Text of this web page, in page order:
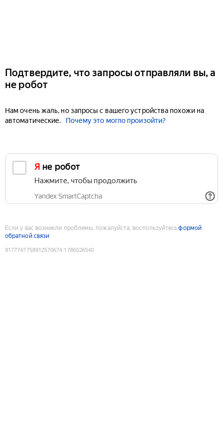
Подтвердите, что запросы отправляли вы, а
не робот
Нам очень жаль, но запросы с вашего устройства похожи на
автоматические.
Почему это могло произойти?
Я не робот
Нажмите, чтобы продолжить
Yandex SmartCaptcha
Если у вас возникли проблемы, пожалуйста, воспользуйтесьформой
обратной связи
9177747758912570674:1786026540